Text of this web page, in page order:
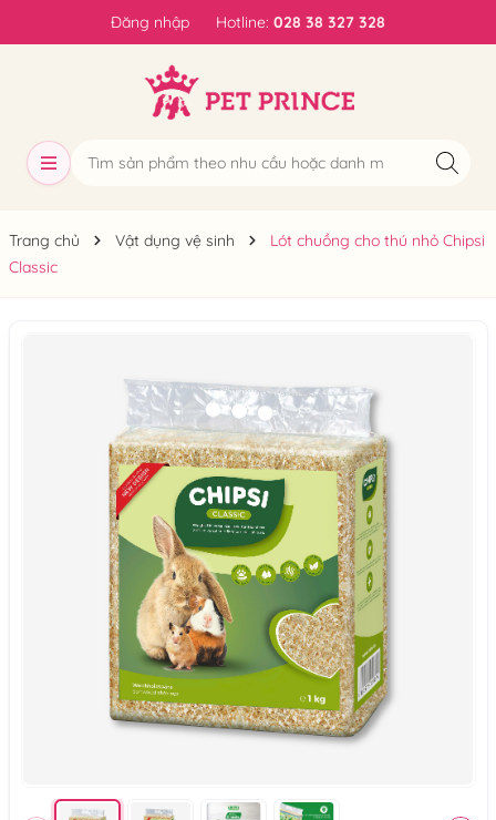
Đăng nhập Hotline: 028 38 327 328
Trang chủ Vật dụng vệ sinh
Lót chuồng cho thú nhỏ Chipsi
Classic